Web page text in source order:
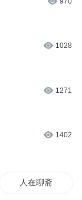
1028
1271
1402
人在聊斋